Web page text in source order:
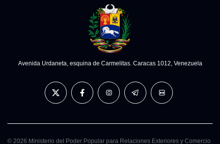
Avenida Urdaneta, esquina de Carmelitas. Caracas 1012, Venezuela
© 2026 Ministerio del Poder Popular para Relaciones Exteriores y Comercio